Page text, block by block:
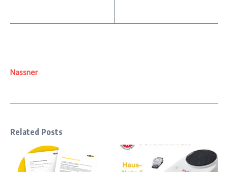
Nassner
Related Posts